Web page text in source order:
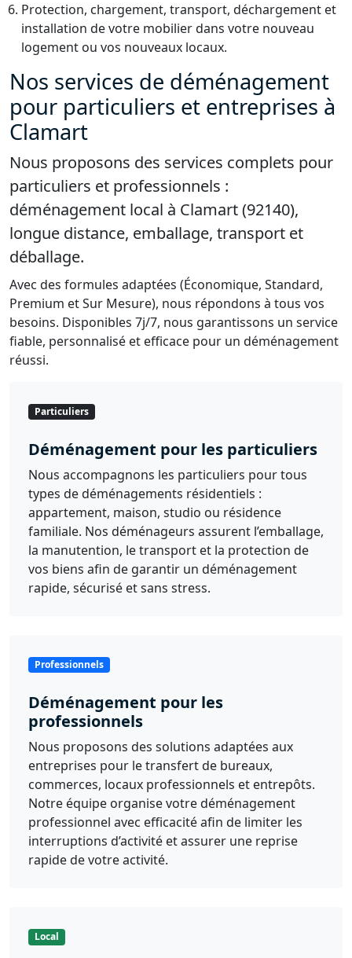
Protection, chargement, transport, déchargement et
installation de votre mobilier dans votre nouveau
logement ou vos nouveaux locaux.
Nos services de déménagement
pour particuliers et entreprises à
Clamart
Nous proposons des services complets pour
particuliers et professionnels :
déménagement local à Clamart (92140),
longue distance, emballage, transport et
déballage.
Avec des formules adaptées (Économique, Standard,
Premium et Sur Mesure), nous répondons à tous vos
besoins. Disponibles 7j/7, nous garantissons un service
fiable, personnalisé et efficace pour un déménagement
réussi.
Particuliers
Déménagement pour les particuliers
Nous accompagnons les particuliers pour tous
types de déménagements résidentiels :
appartement, maison, studio ou résidence
familiale. Nos déménageurs assurent l’emballage,
la manutention, le transport et la protection de
vos biens afin de garantir un déménagement
rapide, sécurisé et sans stress.
Professionnels
Déménagement pour les
professionnels
Nous proposons des solutions adaptées aux
entreprises pour le transfert de bureaux,
commerces, locaux professionnels et entrepôts.
Notre équipe organise votre déménagement
professionnel avec efficacité afin de limiter les
interruptions d’activité et assurer une reprise
rapide de votre activité.
Local